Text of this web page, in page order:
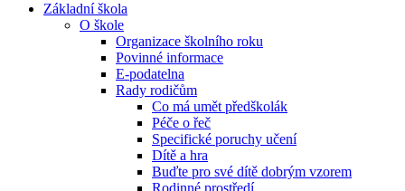
Základní škola
O škole
Organizace školního roku
Povinné informace
E-podatelna
Rady rodičům
Co má umět předškolák
Péče o řeč
Specifické poruchy učení
Dítě a hra
Buďte pro své dítě dobrým vzorem
Rodinné prostředí